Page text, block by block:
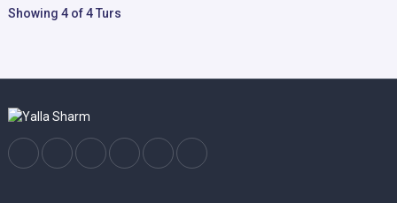
Showing 4 of 4 Turs